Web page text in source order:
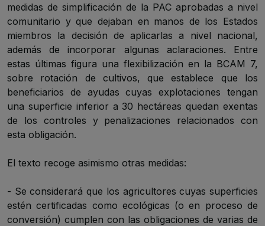
medidas de simplificación de la PAC aprobadas a nivel
comunitario y que dejaban en manos de los Estados
miembros la decisión de aplicarlas a nivel nacional,
además de incorporar algunas aclaraciones. Entre
estas últimas figura una flexibilización en la BCAM 7,
sobre rotación de cultivos, que establece que los
beneficiarios de ayudas cuyas explotaciones tengan
una superficie inferior a 30 hectáreas quedan exentas
de los controles y penalizaciones relacionados con
esta obligación.
El texto recoge asimismo otras medidas:
- Se considerará que los agricultores cuyas superficies
estén certificadas como ecológicas (o en proceso de
conversión) cumplen con las obligaciones de varias de